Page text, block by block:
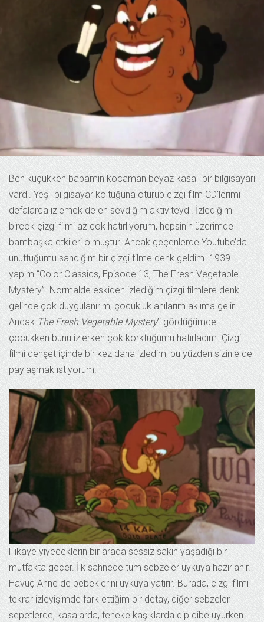
Ben küçükken babamın kocaman beyaz kasalı bir bilgisayarı
vardı. Yeşil bilgisayar koltuğuna oturup çizgi film CD’lerimi
defalarca izlemek de en sevdiğim aktiviteydi. İzlediğim
birçok çizgi filmi az çok hatırlıyorum, hepsinin üzerimde
bambaşka etkileri olmuştur. Ancak geçenlerde Youtube’da
unuttuğumu sandığım bir çizgi filme denk geldim. 1939
yapım “Color Classics, Episode 13, The Fresh Vegetable
Mystery”. Normalde eskiden izlediğim çizgi filmlere denk
gelince çok duygulanırım, çocukluk anılarım aklıma gelir.
Ancak The Fresh Vegetable Mystery’i gördüğümde
çocukken bunu izlerken çok korktuğumu hatırladım. Çizgi
filmi dehşet içinde bir kez daha izledim, bu yüzden sizinle de
paylaşmak istiyorum.
Hikaye yiyeceklerin bir arada sessiz sakin yaşadığı bir
mutfakta geçer. İlk sahnede tüm sebzeler uykuya hazırlanır.
Havuç Anne de bebeklerini uykuya yatırır. Burada, çizgi filmi
tekrar izleyişimde fark ettiğim bir detay, diğer sebzeler
sepetlerde, kasalarda, teneke kaşıklarda dip dibe uyurken